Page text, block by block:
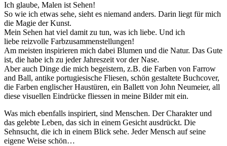
Ich glaube, Malen ist Sehen!
So wie ich etwas sehe, sieht es niemand anders. Darin liegt für mich
die Magie der Kunst.
Mein Sehen hat viel damit zu tun, was ich liebe. Und ich
liebe reizvolle Farbzusammenstellungen!
Am meisten inspirieren mich dabei Blumen und die Natur. Das Gute
ist, die habe ich zu jeder Jahreszeit vor der Nase.
Aber auch Dinge die mich begeistern, z.B. die Farben von Farrow
and Ball, antike portugiesische Fliesen, schön gestaltete Buchcover,
die Farben englischer Haustüren, ein Ballett von John Neumeier, all
diese visuellen Eindrücke fliessen in meine Bilder mit ein.
Was mich ebenfalls inspiriert, sind Menschen. Der Charakter und
das gelebte Leben, das sich in einem Gesicht ausdrückt. Die
Sehnsucht, die ich in einem Blick sehe. Jeder Mensch auf seine
eigene Weise schön…